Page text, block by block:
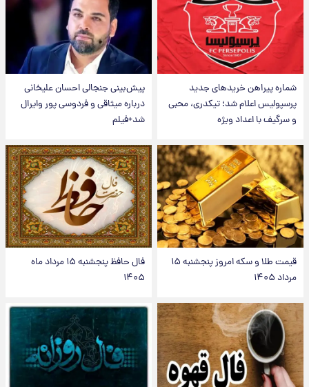
شماره پیراهن خریدهای جدید
پرسپولیس اعلام شد؛ تیکدری، محبی
و سرگیف با اعداد ویژه
پیش‌بینی جنجالی احسان علیخانی
درباره میثاقی و فردوسی پور وایرال
شد+فیلم
قیمت طلا و سکه امروز پنجشنبه ۱۵
مرداد ۱۴۰۵
فال حافظ پنجشنبه ۱۵ مرداد ماه
۱۴۰۵